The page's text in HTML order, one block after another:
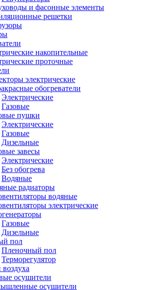
и фасонные элементы
решетки
накопительные
проточные
электрические
обогреватели
Электрические
Газовые
пушки
Электрические
Газовые
Дизельные
завесы
Электрические
Без обогрева
Водяные
радиаторы
водяные
электрические
Газовые
Дизельные
пол
Пленочный пол
Терморегулятор
осушители
осушители